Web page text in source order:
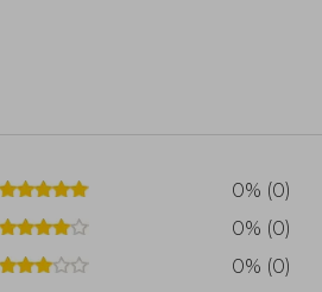
0% (0)
0% (0)
0% (0)